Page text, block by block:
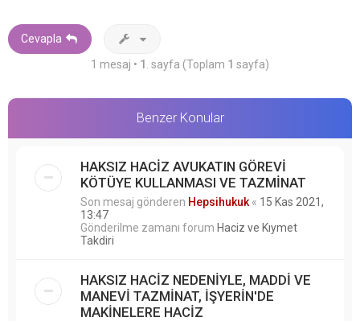
Cevapla
1 mesaj • 1 . sayfa (Toplam 1 sayfa)
Benzer Konular
HAKSIZ HACİZ AVUKATIN GÖREVİ
KÖTÜYE KULLANMASI VE TAZMİNAT
Son mesaj gönderen Hepsihukuk « 15 Kas 2021,
13:47
Gönderilme zamanı forum Haciz ve Kıymet
Takdiri
HAKSIZ HACİZ NEDENİYLE, MADDİ VE
MANEVİ TAZMİNAT, İŞYERİN'DE
MAKİNELERE HACİZ